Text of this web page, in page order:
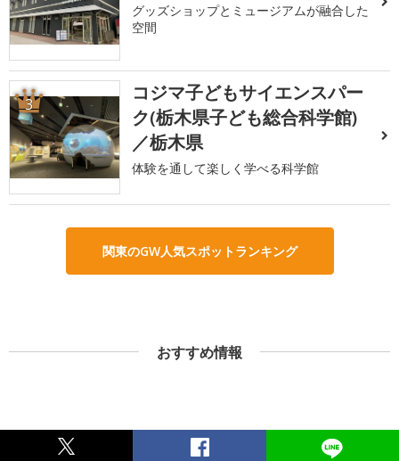
グッズショップとミュージアムが融合した
空間
3
コジマ子どもサイエンスパー
ク(栃木県子ども総合科学館)
／栃木県
体験を通して楽しく学べる科学館
関東のGW人気スポットランキング
おすすめ情報